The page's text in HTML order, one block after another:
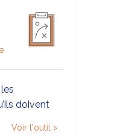
doivent
Voir l'outil >